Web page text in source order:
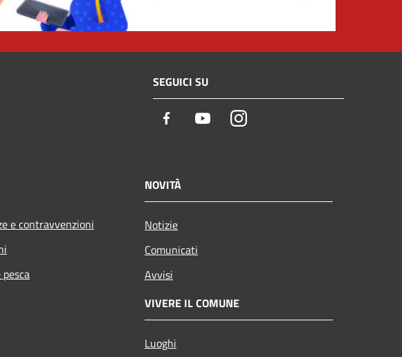
SEGUICI SU
Facebook YoutubeInstagram
e contravvenzioni
NOVITÀ
Notizie
Comunicati
Avvisi
VIVERE IL COMUNE
Luoghi